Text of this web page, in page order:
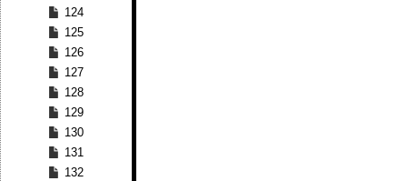
124
125
126
127
128
129
130
131
132